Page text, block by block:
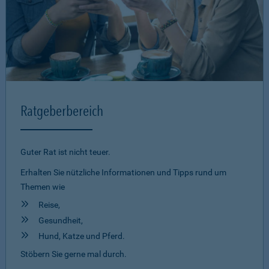
Ratgeberbereich
Guter Rat ist nicht teuer.
Erhalten Sie nützliche Informationen und Tipps rund um
Themen wie
Reise,
Gesundheit,
Hund, Katze und Pferd.
Stöbern Sie gerne mal durch.